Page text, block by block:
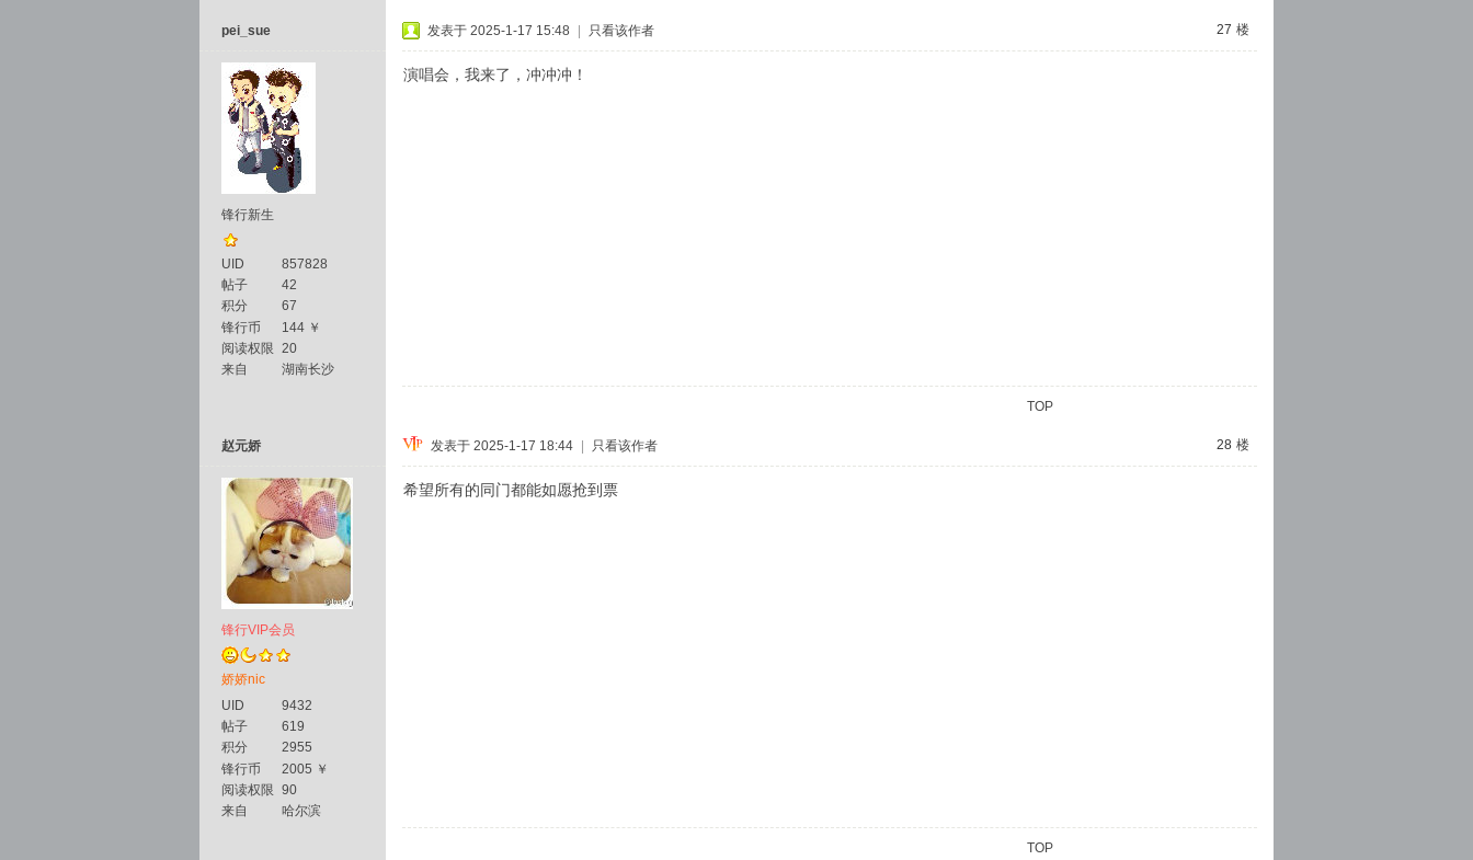
pei_sue
锋行新生
UID
857828
帖子
42
积分
67
锋行币
144 ￥
阅读权限
20
来自
湖南长沙
27 楼
发表于 2025-1-17 15:48 只看该作者
演唱会，我来了，冲冲冲！
TOP
赵元娇
锋行VIP会员
娇娇nic
UID
9432
帖子
619
积分
2955
锋行币
2005 ￥
阅读权限 90
来自
哈尔滨
28 楼
发表于 2025-1-17 18:44 只看该作者
希望所有的同门都能如愿抢到票
TOP